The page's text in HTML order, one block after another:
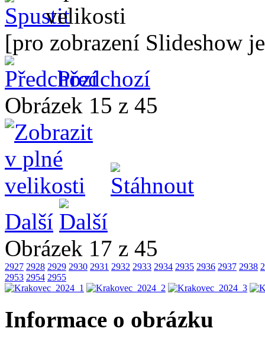
[pro zobrazení Slideshow
Předchozí
Obrázek 15 z 45
Další
Obrázek 17 z 45
2927 2928 2929 2930 2931 2932 2933 2934 2935 2936 2937 2938
2953 2954 2955
Informace o obrázku